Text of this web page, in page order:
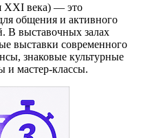
XXI века) — это
общения и активного
В выставочных залах
выставки современного
знаковые культурные
и мастер-классы.